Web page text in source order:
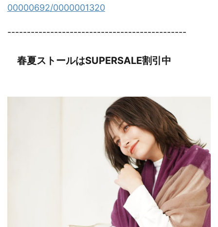
00000692/0000001320
----------------------------------------------
春夏ストールはSUPERSALE割引中